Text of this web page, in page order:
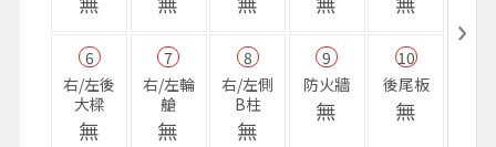
6
右/左後
大樑
無
7
右/左輪
艙
無
8
右/左側
B柱
無
9
防火牆
無
10
後尾板
無